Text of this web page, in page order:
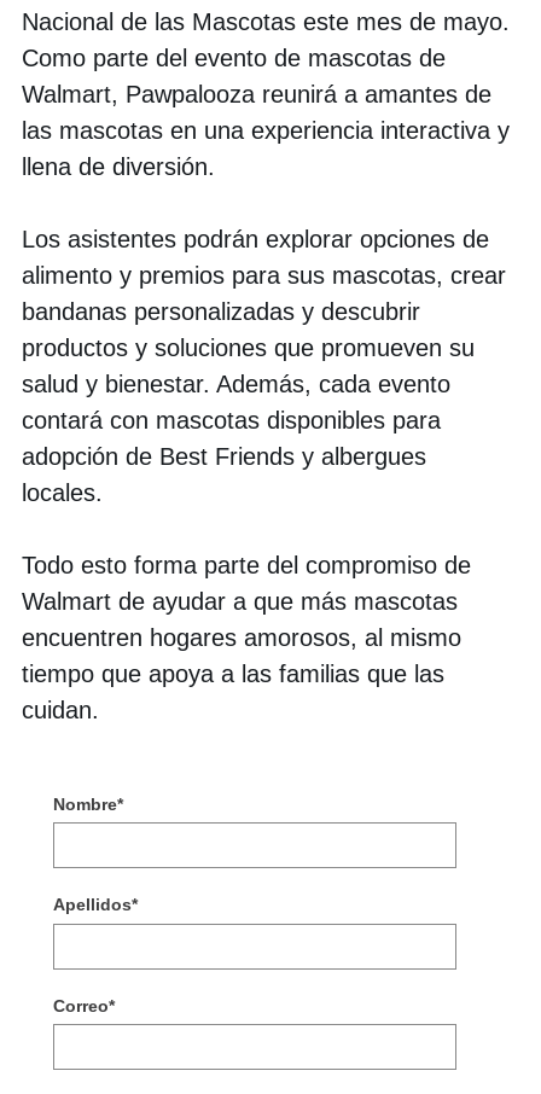
Nacional de las Mascotas este mes de mayo.
Como parte del evento de mascotas de
Walmart, Pawpalooza reunirá a amantes de
las mascotas en una experiencia interactiva y
llena de diversión.
Los asistentes podrán explorar opciones de
alimento y premios para sus mascotas, crear
bandanas personalizadas y descubrir
productos y soluciones que promueven su
salud y bienestar. Además, cada evento
contará con mascotas disponibles para
adopción de Best Friends y albergues
locales.
Todo esto forma parte del compromiso de
Walmart de ayudar a que más mascotas
encuentren hogares amorosos, al mismo
tiempo que apoya a las familias que las
cuidan.
Nombre*
Apellidos*
Correo*